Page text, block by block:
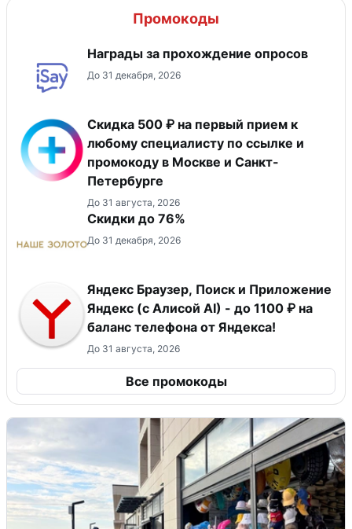
Промокоды
Награды за прохождение опросов
До 31 декабря, 2026
Скидка 500 ₽ на первый прием к
любому специалисту по ссылке и
промокоду в Москве и Санкт-
Петербурге
До 31 августа, 2026
Скидки до 76%
До 31 декабря, 2026
Яндекс Браузер, Поиск и Приложение
Яндекс (с Алисой AI) - до 1100 ₽ на
баланс телефона от Яндекса!
До 31 августа, 2026
Все промокоды